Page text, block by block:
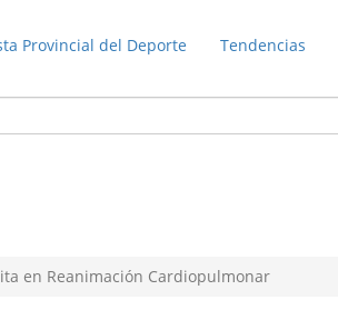
Provincial del Deporte Tendencias
en Reanimación Cardiopulmonar